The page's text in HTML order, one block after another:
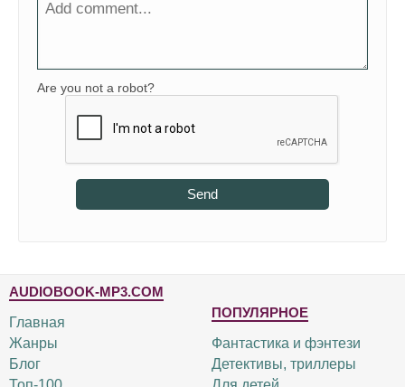
Are you not a robot?
Send
AUDIOBOOK-MP3.COM
Главная
Жанры
Блог
ПОПУЛЯРНОЕ
Фантастика и фэнтези
Детективы, триллеры